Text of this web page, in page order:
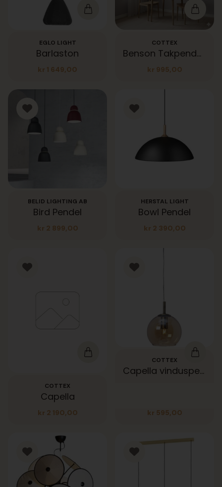
EGLO LIGHT
Barlaston
kr 1 649,00
COTTEX
Benson Takpendel matthvit ø38cm
kr 995,00
BELID LIGHTING AB
Bird Pendel
kr 2 899,00
HERSTAL LIGHT
Bowl Pendel
kr 2 390,00
COTTEX
Capella
kr 2 190,00
COTTEX
Capella vinduspendel antikk messing og amber glass
kr 595,00